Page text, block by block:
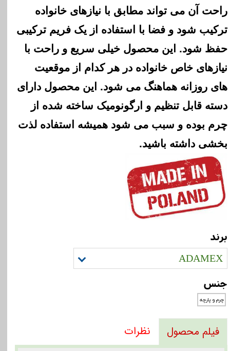
راحت آن می تواند مطابق با نیازهای خانواده
ترکیب شود و فضا با استفاده از یک فریم ترکیبی
حفظ شود. این محصول خیلی سریع و راحت با
نیازهای خاص خانواده در هر کدام از موقعیت
های روزانه هماهنگ می شود. این محصول دارای
دسته قابل تنظیم و ارگونومیک ساخته شده از
چرم بوده و سبب می شود همیشه استفاده لذت
بخشی داشته باشید.
برند
ADAMEX
جنس
چرم و پارچه
فیلم محصول نظرات